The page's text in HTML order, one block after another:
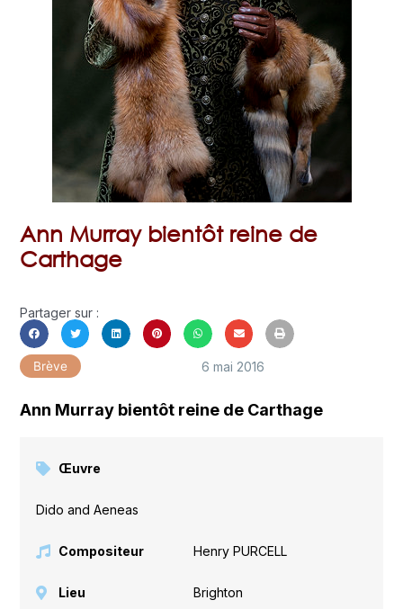
Ann Murray bientôt reine de
Carthage
Partager sur :
Brève 6 mai 2016
Ann Murray bientôt reine de Carthage
Œuvre
Dido and Aeneas
Compositeur Henry PURCELL
Lieu Brighton